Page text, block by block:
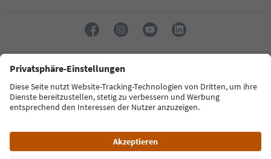
Sprache: Deutsch
FAQ Kontakt Presse MICE Datenschutzerklärung
Zugänglichkeitserklärung